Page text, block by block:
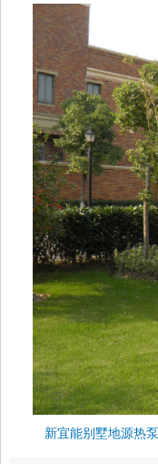
新宜能别墅地源热泵